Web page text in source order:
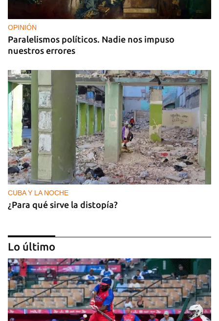
OPINIÓN
Paralelismos políticos. Nadie nos impuso
nuestros errores
CUBA Y LA NOCHE
¿Para qué sirve la distopía?
Lo último